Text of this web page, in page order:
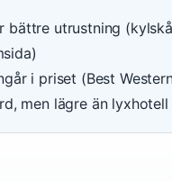
bättre utrustning
i priset (Best
men lägre än lyxhotell